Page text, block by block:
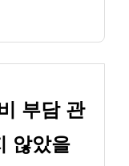
부담 관
않았을